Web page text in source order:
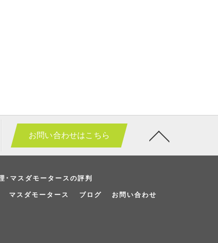
お問い合わせはこちら
･マスダモータースの評判
マスダモータース ブログ お問い合わせ